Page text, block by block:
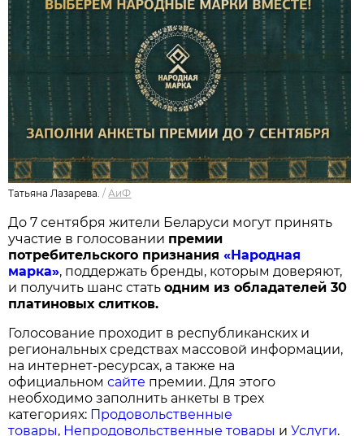
Татьяна Лазарева. / АиФ
До 7 сентября жители Беларуси могут принять
участие в голосовании премии
потребительского признания«Народная
марка», поддержать бренды, которым доверяют,
и получить шанс статьодним из обладателей 30
платиновых слитков.
Голосование проходит в республиканских и
региональных средствах массовой информации,
на интернет-ресурсах, а также на
официальномсайте премии. Для этого
необходимо заполнить анкеты в трех
категориях: Продовольственные
товары, Непродовольственные товары иУслуги.